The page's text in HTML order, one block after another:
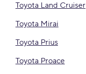
Toyota Land Cruiser
Toyota Mirai
Toyota Prius
Toyota Proace